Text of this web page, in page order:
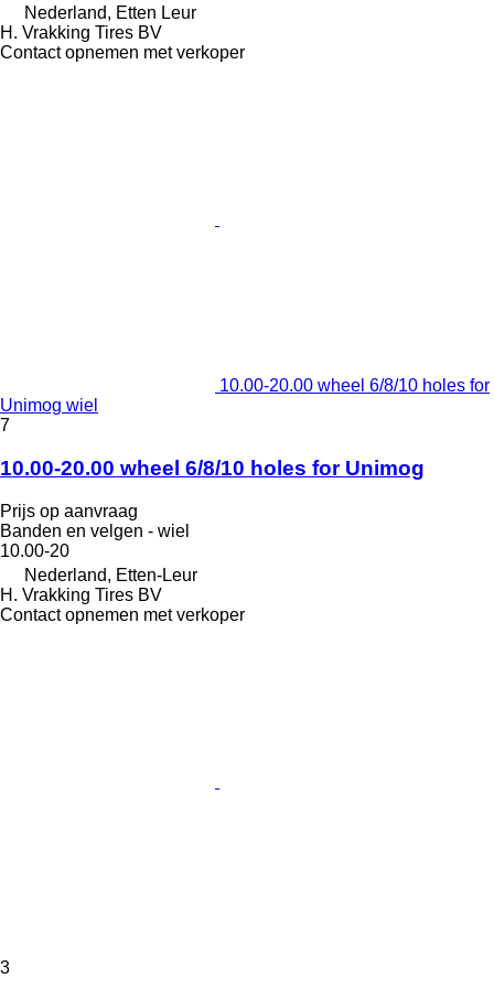
Nederland, Etten Leur
H. Vrakking Tires BV
Contact opnemen met verkoper
10.00-20.00 wheel 6/8/10 holes for
Unimog wiel
7
10.00-20.00 wheel 6/8/10 holes for Unimog
Prijs op aanvraag
Banden en velgen - wiel
10.00-20
Nederland, Etten-Leur
H. Vrakking Tires BV
Contact opnemen met verkoper
3